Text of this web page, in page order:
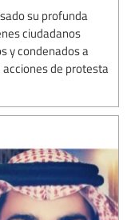
su profunda
ciudadanos
y condenados a
de protesta